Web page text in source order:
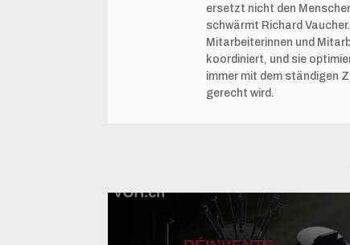
ersetzt nicht den
schwärmt Richard
Mitarbeiterinnen und
koordiniert, und sie
immer mit dem ständigen
gerecht wird.